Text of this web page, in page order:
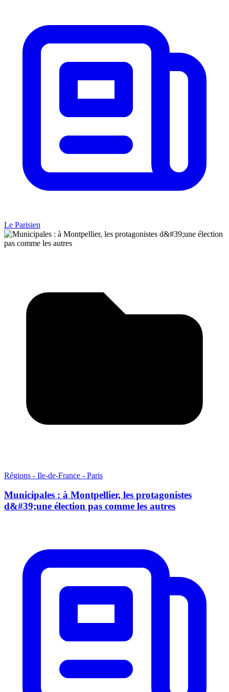
Le Parisien
Régions - Ile-de-France - Paris
Municipales : à Montpellier, les protagonistes
d&#39;une élection pas comme les autres